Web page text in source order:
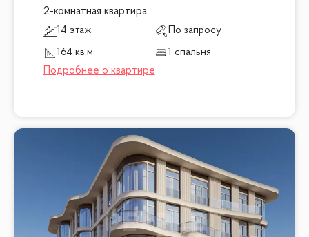
2-комнатная квартира
14 этаж
По запросу
164 кв.м
1 спальня